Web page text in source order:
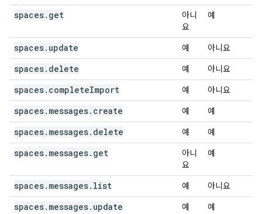
spaces.get
아니
요
예
spaces.update 예 아니요
spaces.delete 예 아니요
spaces.completeImport 예 아니요
spaces.messages.create 예 예
spaces.messages.delete 예 예
spaces.messages.get
아니
요
예
spaces.messages.list 예 아니요
spaces.messages.update 예 예